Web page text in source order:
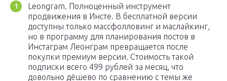
Leongram. Полноценный инструмент
продвижения в Инсте. В бесплатной версии
доступны только массфолловинг и маслайкинг,
но в программу для планирования постов в
Инстаграм Леонграм превращается после
покупки премиум версии. Стоимость такой
подписки всего 499 рублей за месяц, что
довольно дёшево по сравнению с темы же